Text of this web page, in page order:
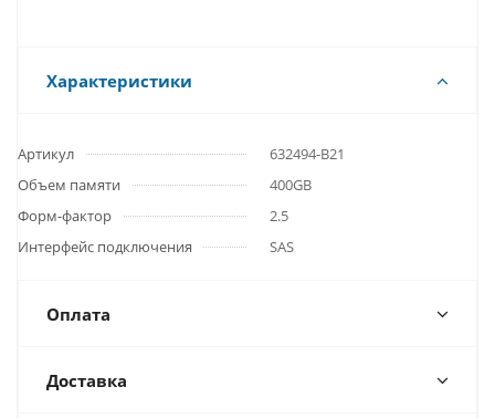
Характеристики
Артикул
632494-B21
Объем памяти
400GB
Форм-фактор
2.5
Интерфейс подключения
SAS
Оплата
Доставка